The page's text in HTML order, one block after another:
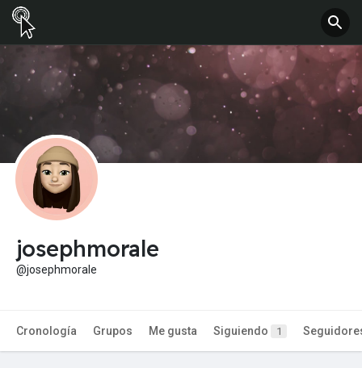
josephmorale
@josephmorale
Cronología Grupos Me gusta Siguiendo 1